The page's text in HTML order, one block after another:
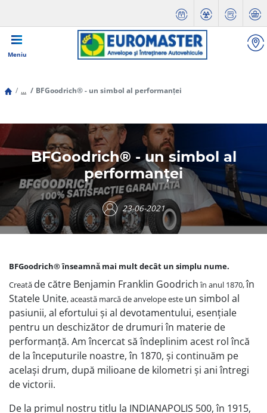
Meniu
... BFGoodrich® - un simbol al performanței
BFGoodrich® - un simbol al
performanței
23-06-2021
BFGoodrich® înseamnă mai mult decât un simplu nume.
Creată de către Benjamin Franklin Goodrichîn anul 1870,în
Statele Unite, această marcă de anvelope este un simbol al
pasiunii, al efortului și al devotamentului, esențiale
pentru un deschizător de drumuri în materie de
performanță. Am încercat să îndeplinim acest rol încă
de la începuturile noastre, în 1870, și continuăm pe
același drum, după milioane de kilometri și ani întregi
de victorii.
De la primul nostru titlu la INDIANAPOLIS 500, în 1915,